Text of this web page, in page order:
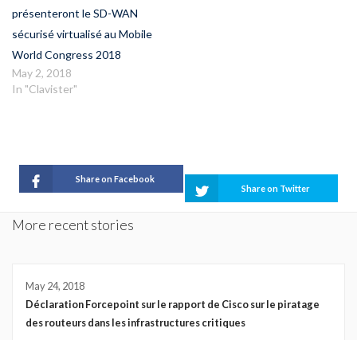
présenteront le SD-WAN
sécurisé virtualisé au Mobile
World Congress 2018
May 2, 2018
In "Clavister"
Share on Facebook
Share on Twitter
More recent stories
May 24, 2018
Déclaration Forcepoint sur le rapport de Cisco sur le piratage
des routeurs dans les infrastructures critiques